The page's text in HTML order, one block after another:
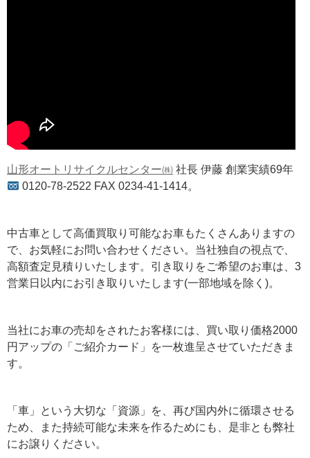
山形オートリサイクルセンター㈱ 社長 伊藤 創業実績69年
0120-78-2522 FAX 0234-41-1414。
中古車として高価買取り可能なお車もたくさんありますの
で、お気軽にお問い合わせください。当社独自の視点で、
高額査定見積りいたします。引き取りをご希望のお車は、3
営業日以内にお引き取りいたします(一部地域を除く)。
当社にお車の売却をされたお客様には、買い取り価格2000
円アップの「ご紹介カード」を一枚進呈させていただきま
す。
「車」という大切な「資源」を、再び国内外に循環させる
ため、また持続可能な未来を作るためにも、是非とも弊社
にお譲りください。